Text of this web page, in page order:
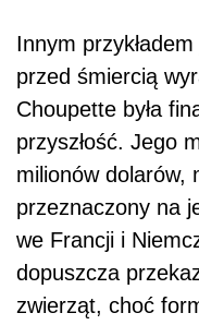
Innym
przed śmiercią
Choupette była
przyszłość. Jego
milionów dolarów,
przeznaczony na
we Francji i
dopuszcza
zwierząt, choć